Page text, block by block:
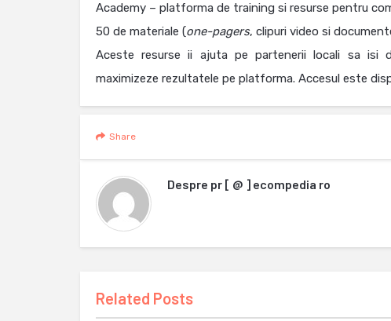
Academy – platforma de training si resurse pentru
50 de materiale (one-pagers, clipuri video si
Aceste resurse ii ajuta pe partenerii locali sa isi
maximizeze rezultatele pe platforma. Accesul este
Share
Despre pr [ @ ] ecompedia ro
Related Posts